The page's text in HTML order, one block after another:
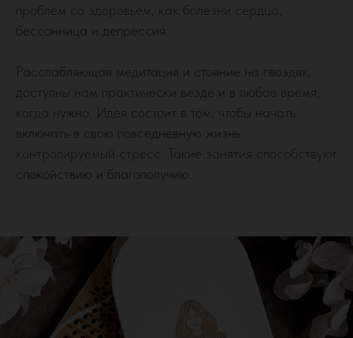
проблем со здоровьем, как болезни сердца,
бессонница и депрессия.
Расслабляющая медитация и стояние на гвоздях,
доступны нам практически везде и в любое время,
когда нужно. Идея состоит в том, чтобы начать
включать в свою повседневную жизнь
контролируемый стресс. Такие занятия способствуют
спокойствию и благополучию.